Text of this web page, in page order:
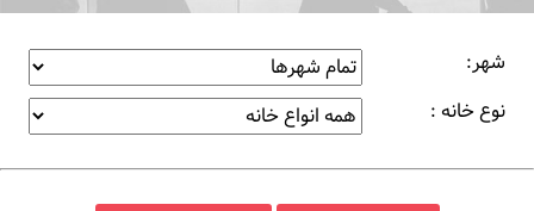
شهر:
نوع خانه :